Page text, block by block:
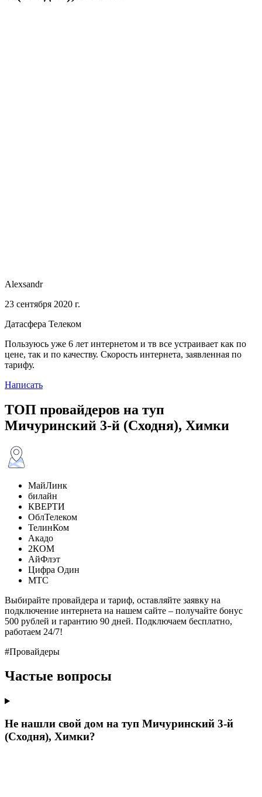
Alexsandr
23 сентября 2020 г.
Датасфера Телеком
Пользуюсь уже 6 лет интернетом и тв все устраивает как по
цене, так и по качеству. Скорость интернета, заявленная по
тарифу.
Написать
ТОП провайдеров на туп
Мичуринский 3-й (Сходня), Химки
МайЛинк
билайн
КВЕРТИ
ОблТелеком
ТелинКом
Акадо
2КОМ
АйФлэт
Цифра Один
МТС
Выбирайте провайдера и тариф, оставляйте заявку на
подключение интернета на нашем сайте – получайте бонус
500 рублей и гарантию 90 дней. Подключаем бесплатно,
работаем 24/7!
#Провайдеры
Частые вопросы
Не нашли свой дом на туп Мичуринский 3-й
(Сходня), Химки?